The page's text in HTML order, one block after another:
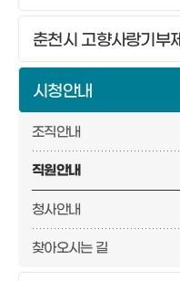
춘천시 고향사랑기부제
시청안내
조직안내
직원안내
청사안내
찾아오시는 길